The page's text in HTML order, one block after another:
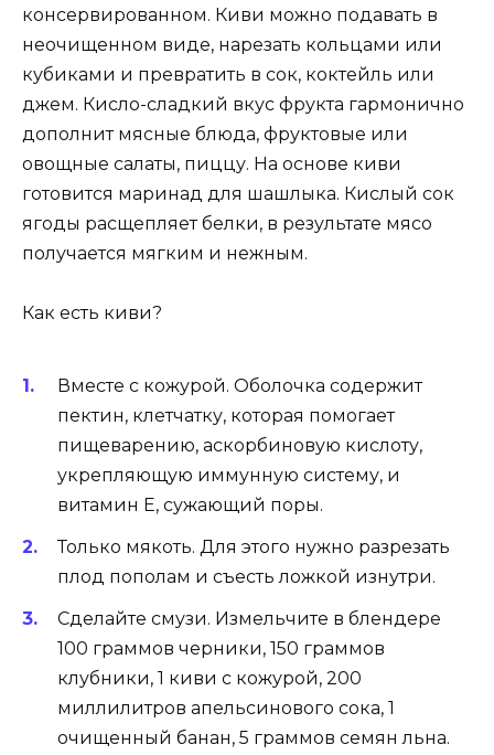
консервированном. Киви можно подавать в
неочищенном виде, нарезать кольцами или
кубиками и превратить в сок, коктейль или
джем. Кисло-сладкий вкус фрукта гармонично
дополнит мясные блюда, фруктовые или
овощные салаты, пиццу. На основе киви
готовится маринад для шашлыка. Кислый сок
ягоды расщепляет белки, в результате мясо
получается мягким и нежным.
Как есть киви?
Вместе с кожурой. Оболочка содержит
пектин, клетчатку, которая помогает
пищеварению, аскорбиновую кислоту,
укрепляющую иммунную систему, и
витамин Е, сужающий поры.
Только мякоть. Для этого нужно разрезать
плод пополам и съесть ложкой изнутри.
Сделайте смузи. Измельчите в блендере
100 граммов черники, 150 граммов
клубники, 1 киви с кожурой, 200
миллилитров апельсинового сока, 1
очищенный банан, 5 граммов семян льна.